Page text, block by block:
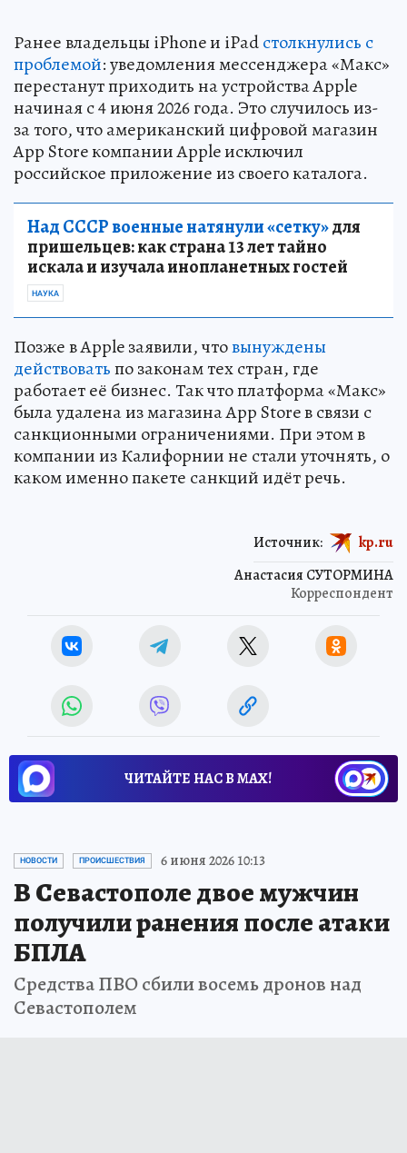
Ранее владельцы iPhone и iPadстолкнулись с
проблемой: уведомления мессенджера «Макс»
перестанут приходить на устройства Apple
начиная с 4 июня 2026 года. Это случилось из-
за того, что американский цифровой магазин
App Store компании Apple исключил
российское приложение из своего каталога.
Над СССР военные натянули «сетку»для
пришельцев: как страна 13 лет тайно
искала и изучала инопланетных гостей
НАУКА
Позже в Apple заявили, чтовынуждены
действоватьпо законам тех стран, где
работает её бизнес. Так что платформа «Макс»
была удалена из магазина App Store в связи с
санкционными ограничениями. При этом в
компании из Калифорнии не стали уточнять, о
каком именно пакете санкций идёт речь.
Анастасия СУТОРМИНА
Корреспондент
Источник: kp.ru
ЧИТАЙТЕ НАС В МАХ!
НОВОСТИ ПРОИСШЕСТВИЯ 6 июня 2026 10:13
В Севастополе двое мужчин
получили ранения после атаки
БПЛА
Средства ПВО сбили восемь дронов над
Севастополем